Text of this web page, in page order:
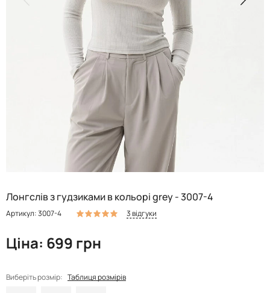
Лонгслів з гудзиками в кольорі grey - 3007-4
Артикул: 3007-4 3 відгуки
Ціна: 699 грн
Виберіть розмір: Таблиця розмірів